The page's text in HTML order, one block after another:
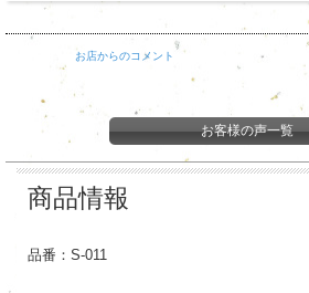
お店からのコメント
お客様の声一覧
商品情報
品番：S-011